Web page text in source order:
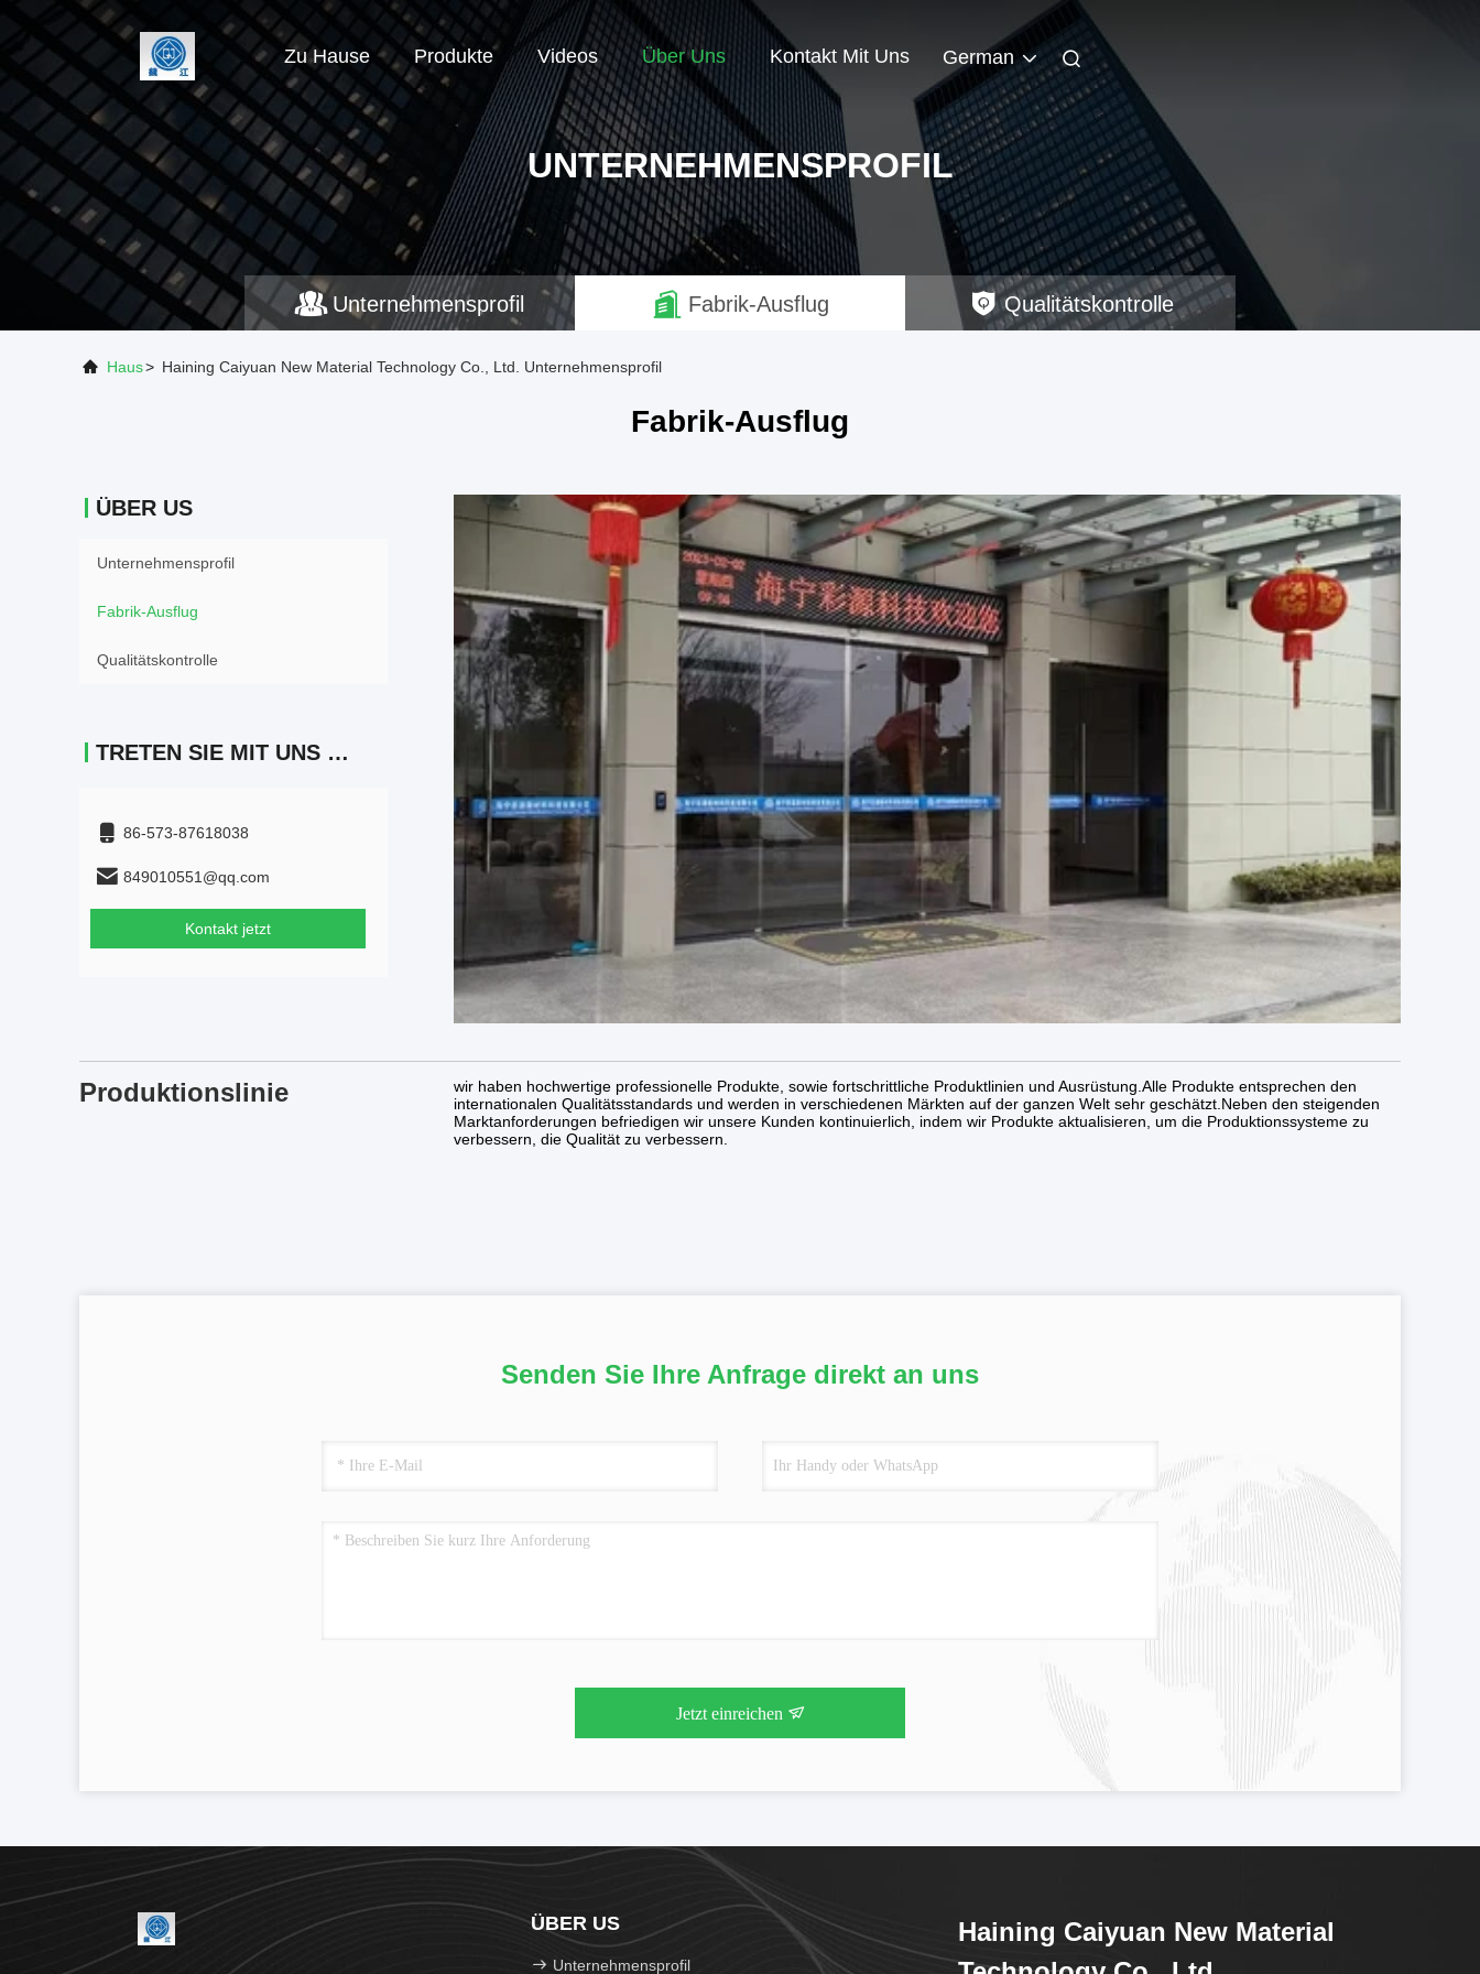
Zu Hause Produkte Videos Über Uns Kontakt Mit Uns German
UNTERNEHMENSPROFIL
Unternehmensprofil Fabrik-Ausflug Qualitätskontrolle
Haus> Haining Caiyuan New Material Technology Co., Ltd. Unternehmensprofil
Fabrik-Ausflug
ÜBER US
Unternehmensprofil
Fabrik-Ausflug
Qualitätskontrolle
TRETEN SIE MIT UNS IN VERBINDUNG
86-573-87618038
849010551@qq.com
Kontakt jetzt
Produktionslinie
wir haben hochwertige professionelle Produkte, sowie fortschrittliche Produktlinien und Ausrüstung.Alle Produkte entsprechen den
internationalen Qualitätsstandards und werden in verschiedenen Märkten auf der ganzen Welt sehr geschätzt.Neben den steigenden
Marktanforderungen befriedigen wir unsere Kunden kontinuierlich, indem wir Produkte aktualisieren, um die Produktionssysteme zu
verbessern, die Qualität zu verbessern.
Senden Sie Ihre Anfrage direkt an uns
Jetzt einreichen
ÜBER US
Unternehmensprofil
Haining Caiyuan New Material